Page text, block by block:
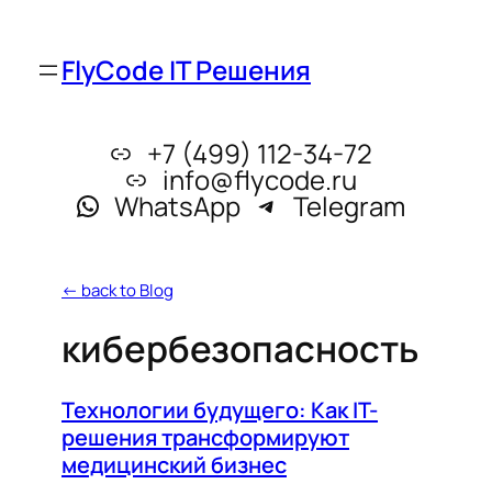
FlyCode IT Решения
+7 (499) 112-34-72
info@flycode.ru
WhatsApp Telegram
← back to Blog
кибербезопасность
Технологии будущего: Как IT-
решения трансформируют
медицинский бизнес